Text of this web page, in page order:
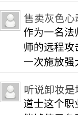
售卖灰色心
作为一名法
师的远程攻
一次施放强
听说卸妆是
道士这个职